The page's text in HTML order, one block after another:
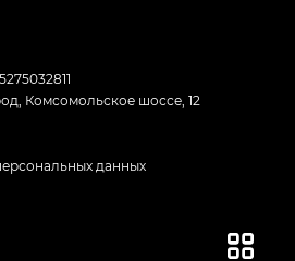
Комсомольское шоссе, 12
данных